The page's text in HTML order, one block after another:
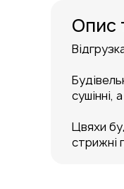
Опис
сушінні,
Цвяхи
стрижні